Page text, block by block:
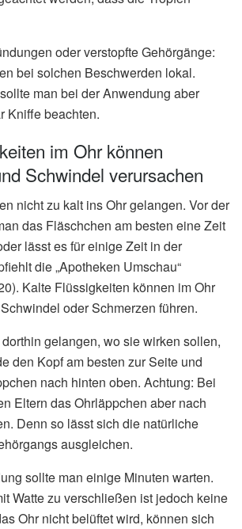
oder verstopfte Gehörgänge:
bei solchen Beschwerden lokal.
man bei der Anwendung aber
Kniffe beachten.
im Ohr können
Schwindel verursachen
nicht zu kalt ins Ohr gelangen. Vor der
das Fläschchen am besten eine Zeit
lässt es für einige Zeit in der
die „Apotheken Umschau“
Kalte Flüssigkeiten können im Ohr
oder Schmerzen führen.
gelangen, wo sie wirken sollen,
den Kopf am besten zur Seite und
nach hinten oben. Achtung: Bei
Eltern das Ohrläppchen aber nach
Denn so lässt sich die natürliche
ausgleichen.
sollte man einige Minuten warten.
Watte zu verschließen ist jedoch keine
Ohr nicht belüftet wird, können sich